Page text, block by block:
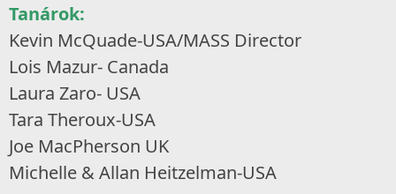
Tanárok:
Kevin McQuade-USA/MASS Director
Lois Mazur- Canada
Laura Zaro- USA
Tara Theroux-USA
Joe MacPherson UK
Michelle & Allan Heitzelman-USA